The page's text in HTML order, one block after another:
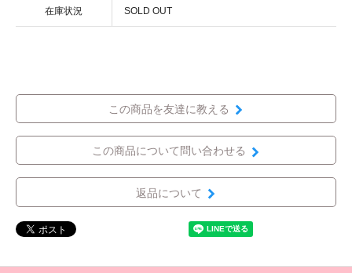
在庫状況 SOLD OUT
この商品を友達に教える
この商品について問い合わせる
返品について